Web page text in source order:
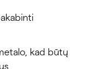
kad būtų